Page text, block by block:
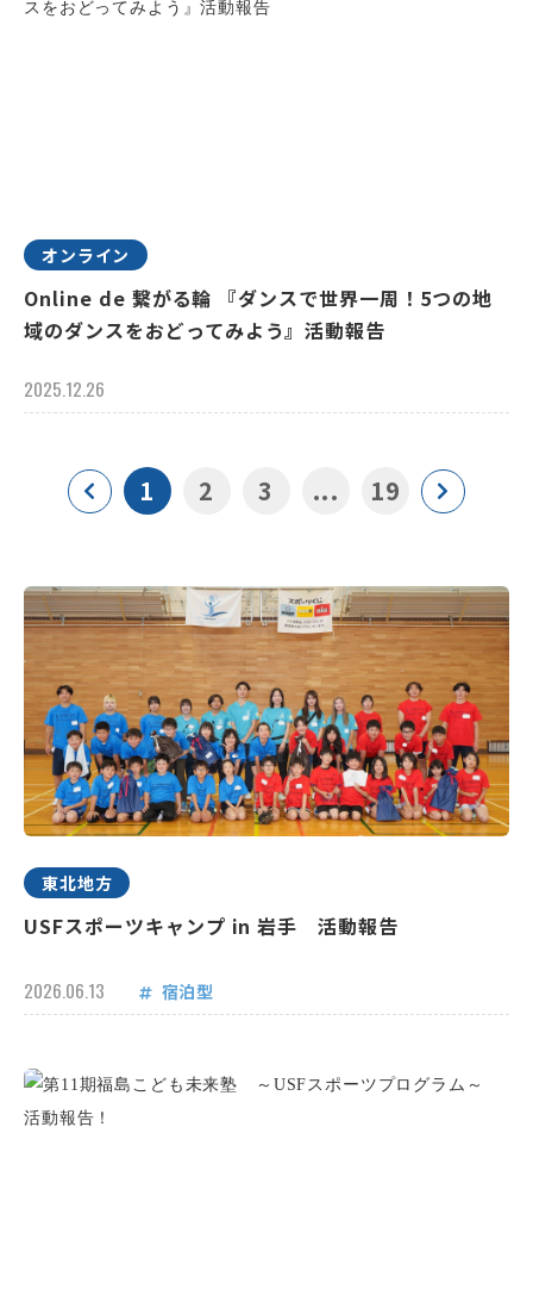
オンライン
Online de 繋がる輪 『ダンスで世界一周！5つの地
域のダンスをおどってみよう』活動報告
2025.12.26
1 2 3 ... 19
東北地方
USFスポーツキャンプ in 岩手 活動報告
2026.06.13 宿泊型